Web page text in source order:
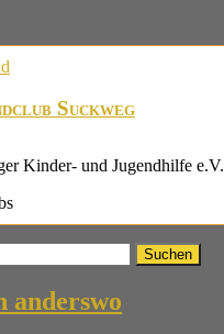
Suckweg
Kinder- und Jugendhilfe e.V.
anderswo